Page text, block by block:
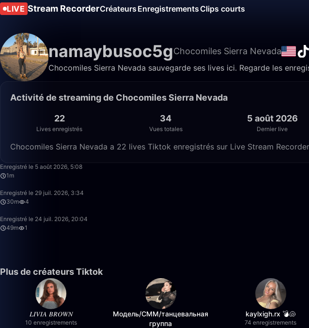
LIVE Stream RecorderCréateurs EnregistrementsClips courts
namaybusoc5gChocomiles Sierra Nevada
Chocomiles Sierra Nevada sauvegarde ses lives ici. Regarde les
Activité de streaming de Chocomiles Sierra Nevada
22
Lives enregistrés
34
Vues totales
5 août 2026
Dernier live
Chocomiles Sierra Nevada a 22 lives Tiktok enregistrés sur Live Stream
Enregistré le 5 août 2026, 5:08
1m
Enregistré le 29 juil. 2026, 3:34
30m
4
Enregistré le 24 juil. 2026, 20:04
49m
1
Plus de créateurs Tiktok
𝐿𝐼𝑉𝐼𝐴 𝐵𝑅𝑂𝑊𝑁
10 enregistrements
Модель/СММ/танцевальная
группа
kaylxigh.rx 💣🐚
74 enregistrements